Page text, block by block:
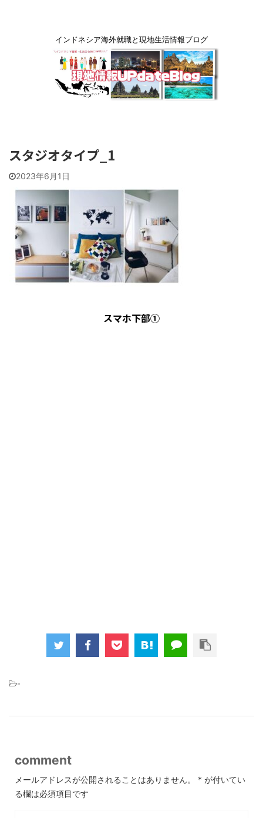
インドネシア海外就職と現地生活情報ブログ
スタジオタイプ_1
2023年6月1日
スマホ下部①
-
comment
メールアドレスが公開されることはありません。 * が付いてい
る欄は必須項目です